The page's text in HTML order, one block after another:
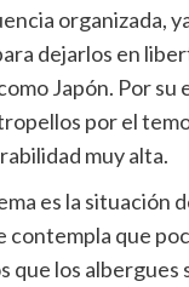
organizada,
dejarlos en
Japón. Por
por el
muy alta.
es la situación
contempla que
que los albergues